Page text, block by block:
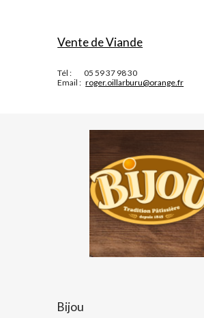
Vente de Viande
Tél :         05 59 37 98 30
Email : roger.oillarburu@orange.fr
Bijou